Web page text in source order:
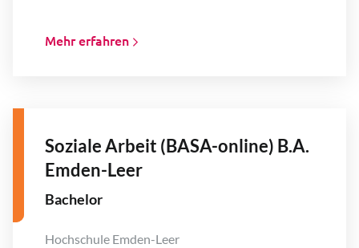
Mehr erfahren
Soziale Arbeit (BASA-online) B.A.
Emden-Leer
Bachelor
Hochschule Emden-Leer